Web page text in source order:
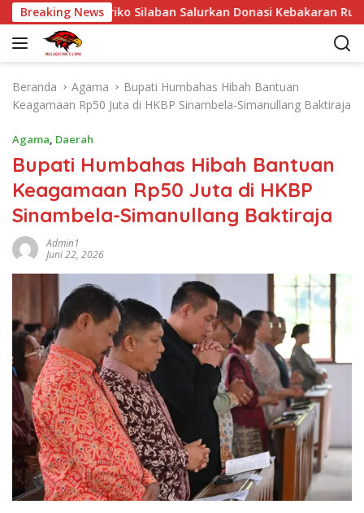
a
Breaking News
Dr Eriko Silaban Salurkan Donasi Kebakaran Rumah di
Beranda Agama
Bupati Humbahas Hibah Bantuan
Keagamaan Rp50 Juta di HKBP Sinambela-Simanullang Baktiraja
Agama, Daerah
Bupati Humbahas Hibah Bantuan
Keagamaan Rp50 Juta di HKBP
Sinambela-Simanullang Baktiraja
Admin1
Juni 22, 2026